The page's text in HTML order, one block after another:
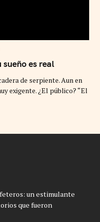
es real
de serpiente. Aun en
exigente. ¿El público? “El
un estimulante
que fueron